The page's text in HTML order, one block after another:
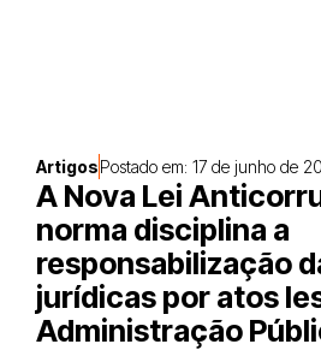
ArtigosPostado em: 17 de junho de
A Nova Lei
norma disciplina a
responsabilização
jurídicas por atos
Administração